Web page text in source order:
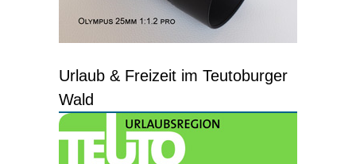
Urlaub & Freizeit im Teutoburger
Wald